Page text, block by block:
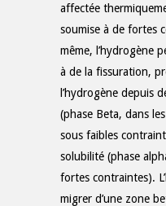
affectée
soumise à de fortes
même, l’hydrogène
à de la fissuration,
l’hydrogène depuis
(phase Beta, dans
sous faibles
solubilité (phase
fortes contraintes).
migrer d’une zone